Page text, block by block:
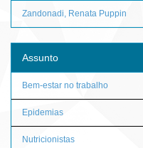
Zandonadi, Renata Puppin
Assunto
Bem-estar no trabalho
Epidemias
Nutricionistas